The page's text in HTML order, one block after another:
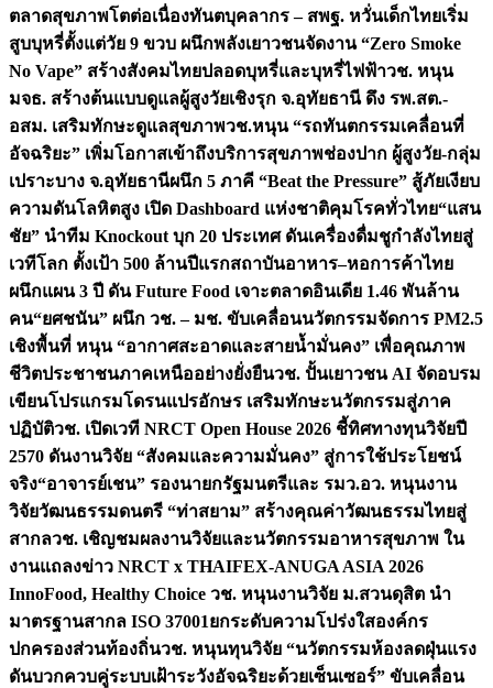
ตลาดสุขภาพโตต่อเนื่องทันตบุคลากร – สพฐ. หวั่นเด็กไทยเริ่ม
สูบบุหรี่ตั้งแต่วัย 9 ขวบ ผนึกพลังเยาวชนจัดงาน “Zero Smoke
No Vape” สร้างสังคมไทยปลอดบุหรี่และบุหรี่ไฟฟ้าวช. หนุน
มจธ. สร้างต้นแบบดูแลผู้สูงวัยเชิงรุก จ.อุทัยธานี ดึง รพ.สต.-
อสม. เสริมทักษะดูแลสุขภาพวช.หนุน “รถทันตกรรมเคลื่อนที่
อัจฉริยะ” เพิ่มโอกาสเข้าถึงบริการสุขภาพช่องปาก ผู้สูงวัย-กลุ่ม
เปราะบาง จ.อุทัยธานีผนึก 5 ภาคี “Beat the Pressure” สู้ภัยเงียบ
ความดันโลหิตสูง เปิด Dashboard แห่งชาติคุมโรคทั่วไทย“แสน
ชัย” นำทีม Knockout บุก 20 ประเทศ ดันเครื่องดื่มชูกำลังไทยสู่
เวทีโลก ตั้งเป้า 500 ล้านปีแรกสถาบันอาหาร–หอการค้าไทย
ผนึกแผน 3 ปี ดัน Future Food เจาะตลาดอินเดีย 1.46 พันล้าน
คน“ยศชนัน” ผนึก วช. – มช. ขับเคลื่อนนวัตกรรมจัดการ PM2.5
เชิงพื้นที่ หนุน “อากาศสะอาดและสายน้ำมั่นคง” เพื่อคุณภาพ
ชีวิตประชาชนภาคเหนืออย่างยั่งยืนวช. ปั้นเยาวชน AI จัดอบรม
เขียนโปรแกรมโดรนแปรอักษร เสริมทักษะนวัตกรรมสู่ภาค
ปฏิบัติวช. เปิดเวที NRCT Open House 2026 ชี้ทิศทางทุนวิจัยปี
2570 ดันงานวิจัย “สังคมและความมั่นคง” สู่การใช้ประโยชน์
จริง“อาจารย์เชน” รองนายกรัฐมนตรีและ รมว.อว. หนุนงาน
วิจัยวัฒนธรรมดนตรี “ท่าสยาม” สร้างคุณค่าวัฒนธรรมไทยสู่
สากลวช. เชิญชมผลงานวิจัยและนวัตกรรมอาหารสุขภาพ ใน
งานแถลงข่าว NRCT x THAIFEX-ANUGA ASIA 2026
InnoFood, Healthy Choice วช. หนุนงานวิจัย ม.สวนดุสิต นำ
มาตรฐานสากล ISO 37001ยกระดับความโปร่งใสองค์กร
ปกครองส่วนท้องถิ่นวช. หนุนทุนวิจัย “นวัตกรรมห้องลดฝุ่นแรง
ดันบวกควบคู่ระบบเฝ้าระวังอัจฉริยะด้วยเซ็นเซอร์” ขับเคลื่อน